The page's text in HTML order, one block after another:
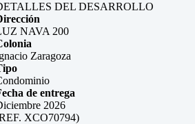
DEL DESARROLLO
NAVA 200
Zaragoza
de entrega
2026
XCO70794)